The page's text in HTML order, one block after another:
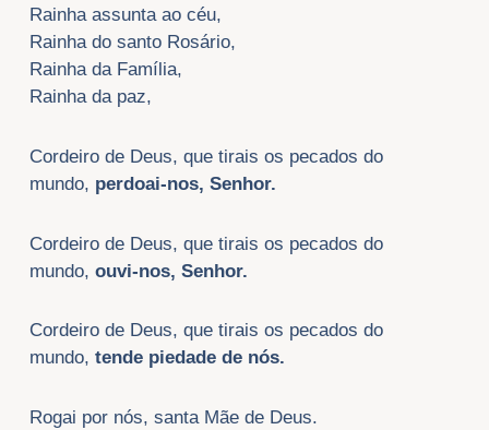
Rainha assunta ao céu,
Rainha do santo Rosário,
Rainha da Família,
Rainha da paz,
Cordeiro de Deus, que tirais os pecados do
mundo, perdoai-nos, Senhor.
Cordeiro de Deus, que tirais os pecados do
mundo, ouvi-nos, Senhor.
Cordeiro de Deus, que tirais os pecados do
mundo, tende piedade de nós.
Rogai por nós, santa Mãe de Deus.